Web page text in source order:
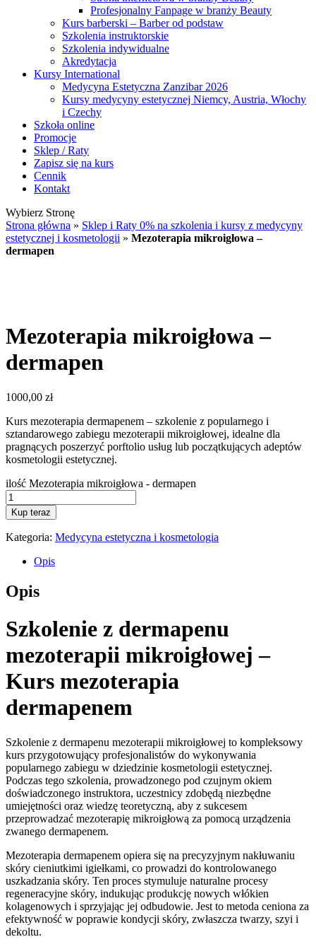
Profesjonalny Fanpage w branży Beauty
Kurs barberski – Barber od podstaw
Szkolenia instruktorskie
Szkolenia indywidualne
Akredytacja
Kursy International
Medycyna Estetyczna Zanzibar 2026
Kursy medycyny estetycznej Niemcy, Austria, Włochy
i Czechy
Szkoła online
Promocje
Sklep / Raty
Zapisz się na kurs
Cennik
Kontakt
Wybierz Stronę
Strona główna » Sklep i Raty 0% na szkolenia i kursy z medycyny
estetycznej i kosmetologii » Mezoterapia mikroigłowa –
dermapen
Mezoterapia mikroigłowa –
dermapen
1000,00 zł
Kurs mezoterapia dermapenem – szkolenie z popularnego i
sztandarowego zabiegu mezoterapii mikroigłowej, idealne dla
pragnących poszerzyć porftolio usług lub początkujących adeptów
kosmetologii estetycznej.
ilość Mezoterapia mikroigłowa - dermapen
Kup teraz
Kategoria: Medycyna estetyczna i kosmetologia
Opis
Opis
Szkolenie z dermapenu
mezoterapii mikroigłowej –
Kurs mezoterapia
dermapenem
Szkolenie z dermapenu mezoterapii mikroigłowej to kompleksowy
kurs przygotowujący profesjonalistów do wykonywania
popularnego zabiegu w dziedzinie kosmetologii estetycznej.
Podczas tego szkolenia, prowadzonego pod czujnym okiem
doświadczonego instruktora, uczestnicy zdobędą niezbędne
umiejętności oraz wiedzę teoretyczną, aby z sukcesem
przeprowadzać mezoterapię mikroigłową za pomocą urządzenia
zwanego dermapenem.
Mezoterapia dermapenem opiera się na precyzyjnym nakłuwaniu
skóry cieniutkimi igiełkami, co prowadzi do kontrolowanego
uszkadzania skóry. Ten proces stymuluje naturalne procesy
regeneracyjne skóry, indukując produkcję nowych włókien
kolagenowych i sprzyjając jej odbudowie. Jest to metoda ceniona za
efektywność w poprawie kondycji skóry, zwłaszcza twarzy, szyi i
dekoltu.